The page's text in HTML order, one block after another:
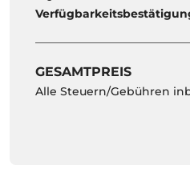
GESAMTPREIS
Alle Steuern/Gebühren